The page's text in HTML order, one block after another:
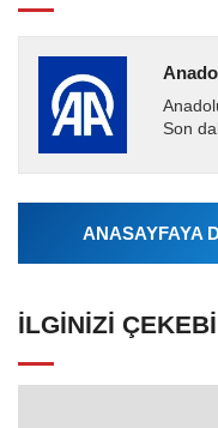
Son
Ajansı
ANASAYFAYA
İLGINIZI